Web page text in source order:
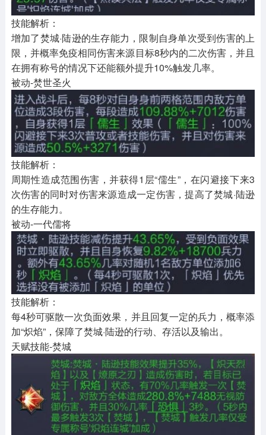
技能解析：
增加了焚城·陆逊的生存能力，限制自身单次受到伤害的上
限，并概率免疫相同伤害来源目标8秒内的二次伤害，并且
在拥有称号的情况下还能额外提升10%触发几率。
被动-焚世圣火
技能解析：
周期性造成范围伤害，并获得1层“儒生”，在闪避接下来3
次伤害的同时对伤害来源造成一定伤害，提高了焚城·陆逊
的生存能力。
被动-一代儒将
技能解析：
每4秒可驱散一次负面效果，并且回复一定的兵力，概率添
加“炽焰”，保障了焚城·陆逊的行动、存活以及输出。
天赋技能-焚城